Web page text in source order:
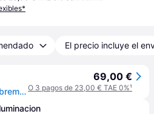
El precio incluye el
Verona Lámpara de Sobremesa Opal - Nordlux - Sala de estar / salón - Moderno - Metal - Con pantalla
69,00 €
O 3 pagos de 23,00 € TAE 0%¹